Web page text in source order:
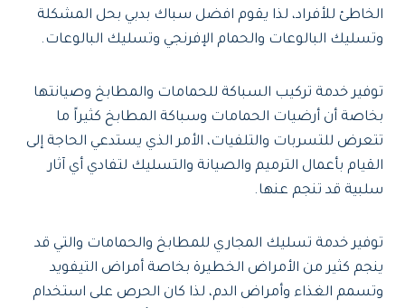
الخاطئ للأفراد، لذا يقوم افضل سباك بدبي بحل المشكلة
وتسليك البالوعات والحمام الإفرنجي وتسليك البالوعات.
توفير خدمة تركيب السباكة للحمامات والمطابخ وصيانتها
بخاصة أن أرضيات الحمامات وسباكة المطابخ كثيراً ما
تتعرض للتسربات والتلفيات، الأمر الذي يستدعي الحاجة إلى
القيام بأعمال الترميم والصيانة والتسليك لتفادي أي آثار
سلبية قد تنجم عنها.
توفير خدمة تسليك المجاري للمطابخ والحمامات والتي قد
ينجم كثير من الأمراض الخطيرة بخاصة أمراض التيفويد
وتسمم الغذاء وأمراض الدم، لذا كان الحرص على استخدام